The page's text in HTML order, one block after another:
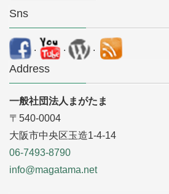
Sns
. . .
Address
一般社団法人まがたま
〒540-0004
大阪市中央区玉造1-4-14
06-7493-8790
info@magatama.net